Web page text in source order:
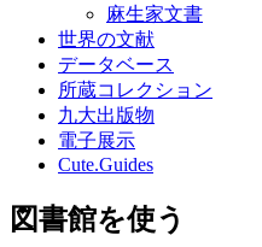
麻生家文書
世界の文献
データベース
所蔵コレクション
九大出版物
電子展示
Cute.Guides
図書館を使う